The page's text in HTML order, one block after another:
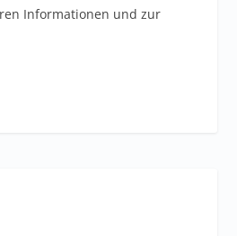
Informationen und zur